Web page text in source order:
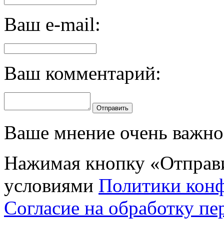
Ваш e-mail:
Ваш комментарий:
Отправить
Ваше мнение очень
Нажимая кнопку
условиями Политики
Согласие на обработку